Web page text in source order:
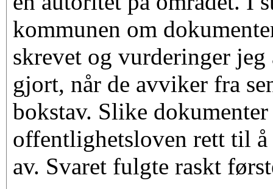
kommunen om
skrevet og vurderinger jeg
gjort, når de avviker fra
bokstav. Slike
offentlighetsloven rett til
av. Svaret fulgte raskt